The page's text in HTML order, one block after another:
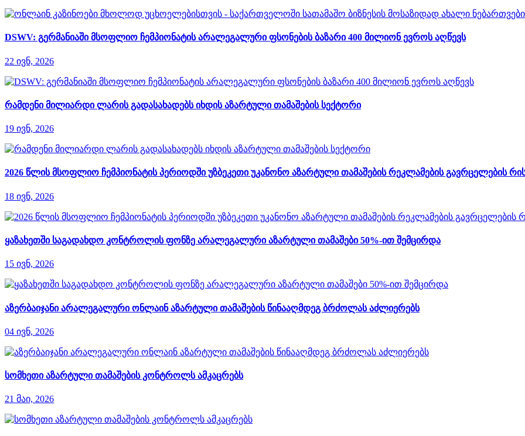
DSWV: გერმანიაში მსოფლიო ჩემპიონატის არალეგალური ფსონების ბაზარი 400 მილიონ ევროს აღწევს
22 ივნ, 2026
რამდენი მილიარდი ლარის გადასახადებს იხდის აზარტული თამაშების სექტორი
19 ივნ, 2026
2026 წლის მსოფლიო ჩემპიონატის პერიოდში უზბეკეთი უკანონო აზარტული თამაშების რეკლამების გავრცელების
18 ივნ, 2026
ყაზახეთში საგადახდო კონტროლის ფონზე არალეგალური აზარტული თამაშები 50%-ით შემცირდა
15 ივნ, 2026
აზერბაიჯანი არალეგალური ონლაინ აზარტული თამაშების წინააღმდეგ ბრძოლას აძლიერებს
04 ივნ, 2026
სომხეთი აზარტული თამაშების კონტროლს ამკაცრებს
21 მაი, 2026